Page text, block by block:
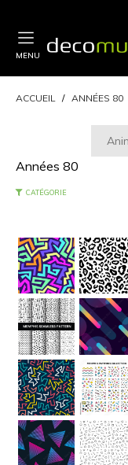
Largeur
Hauteur
MATÉRIEL
ACCUEIL ANNÉES 80
CATÉGORIE